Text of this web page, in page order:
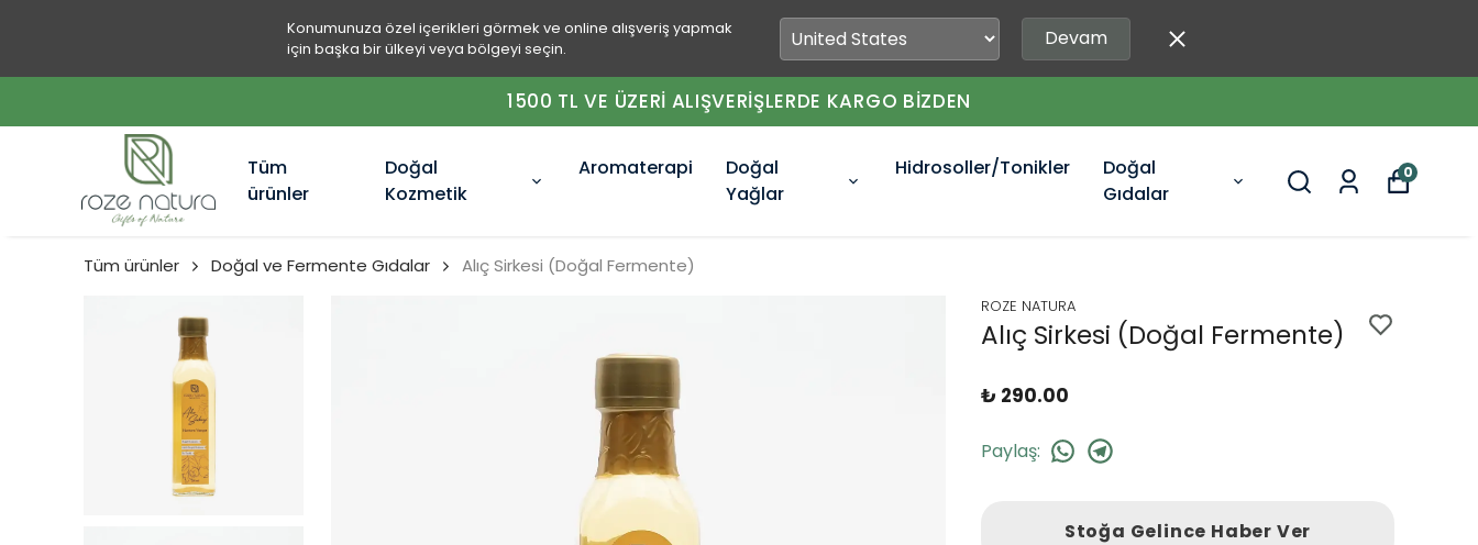
Konumunuza özel içerikleri görmek ve online alışveriş yapmak
için başka bir ülkeyi veya bölgeyi seçin.
Devam
1500 TL VE ÜZERİ ALIŞVERİŞLERDE KARGO BİZDEN
Tüm
ürünler
Doğal
Kozmetik
Aromaterapi
Doğal
Yağlar
Hidrosoller/Tonikler
Doğal
Gıdalar
0
Tüm ürünler Doğal ve Fermente Gıdalar Alıç Sirkesi (Doğal Fermente)
ROZE NATURA
Alıç Sirkesi (Doğal Fermente)
₺ 290.00
Paylaş:
Stoğa Gelince Haber Ver